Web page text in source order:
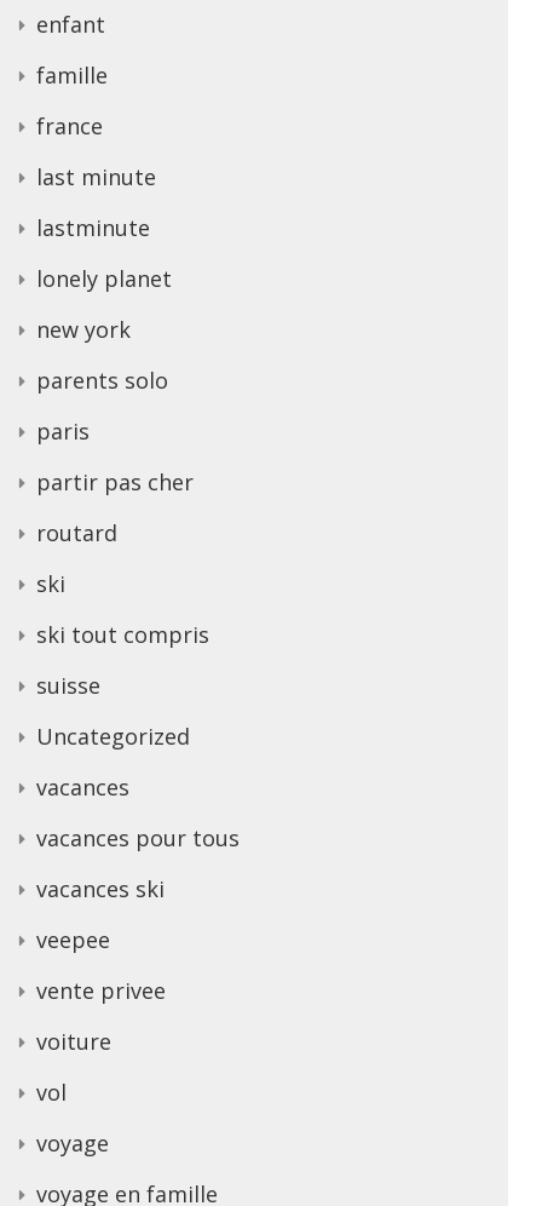
enfant
famille
france
last minute
lastminute
lonely planet
new york
parents solo
paris
partir pas cher
routard
ski
ski tout compris
suisse
Uncategorized
vacances
vacances pour tous
vacances ski
veepee
vente privee
voiture
vol
voyage
voyage en famille